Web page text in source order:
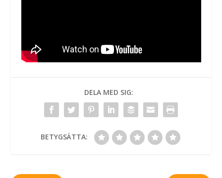
DELA MED SIG:
BETYGSÄTTA: